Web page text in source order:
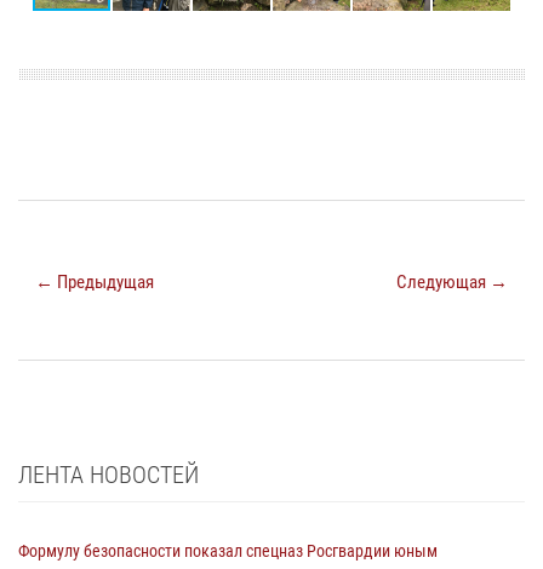
← Предыдущая Следующая →
ЛЕНТА НОВОСТЕЙ
Формулу безопасности показал спецназ Росгвардии юным